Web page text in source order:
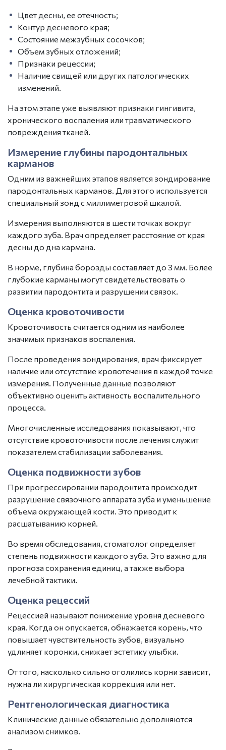
Цвет десны, ее отечность;
Контур десневого края;
Состояние межзубных сосочков;
Объем зубных отложений;
Признаки рецессии;
Наличие свищей или других патологических
изменений.
На этом этапе уже выявляют признаки гингивита,
хронического воспаления или травматического
повреждения тканей.
Измерение глубины пародонтальных
карманов
Одним из важнейших этапов является зондирование
пародонтальных карманов. Для этого используется
специальный зонд с миллиметровой шкалой.
Измерения выполняются в шести точках вокруг
каждого зуба. Врач определяет расстояние от края
десны до дна кармана.
В норме, глубина борозды составляет до 3 мм. Более
глубокие карманы могут свидетельствовать о
развитии пародонтита и разрушении связок.
Оценка кровоточивости
Кровоточивость считается одним из наиболее
значимых признаков воспаления.
После проведения зондирования, врач фиксирует
наличие или отсутствие кровотечения в каждой точке
измерения. Полученные данные позволяют
объективно оценить активность воспалительного
процесса.
Многочисленные исследования показывают, что
отсутствие кровоточивости после лечения служит
показателем стабилизации заболевания.
Оценка подвижности зубов
При прогрессировании пародонтита происходит
разрушение связочного аппарата зуба и уменьшение
объема окружающей кости. Это приводит к
расшатыванию корней.
Во время обследования, стоматолог определяет
степень подвижности каждого зуба. Это важно для
прогноза сохранения единиц, а также выбора
лечебной тактики.
Оценка рецессий
Рецессией называют понижение уровня десневого
края. Когда он опускается, обнажается корень, что
повышает чувствительность зубов, визуально
удлиняет коронки, снижает эстетику улыбки.
От того, насколько сильно оголились корни зависит,
нужна ли хирургическая коррекция или нет.
Рентгенологическая диагностика
Клинические данные обязательно дополняются
анализом снимков.